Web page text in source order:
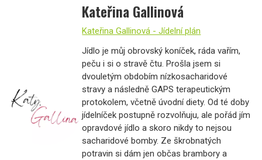
Kateřina Gallinová
Kateřina Gallinová - Jídelní plán
Jídlo je můj obrovský koníček, ráda vařím,
peču i si o stravě čtu. Prošla jsem si
dvouletým obdobím nízkosacharidové
stravy a následně GAPS terapeutickým
protokolem, včetně úvodní diety. Od té doby
jídelníček postupně rozvolňuju, ale pořád jím
opravdové jídlo a skoro nikdy to nejsou
sacharidové bomby. Ze škrobnatých
potravin si dám jen občas brambory a